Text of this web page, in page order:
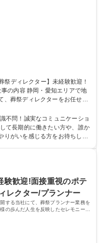
、葬祭ディレクターをお任せし
歩んだ人生を反映したセレモ
の準備・運営、法事などのアフ
様がどんな方だったかをお聞
ずに別の職種へチャレンジす
不問！誠実なコミュニケーショ
て長期的に働きたい方や、誰か
りがいを感じる方をお待ちして
迎します。 【選考ポイント】
相手の課題を解決し、自ら実
良い温かなメンバーが揃ってお
っています。 学歴・資格
語学力： 資格：第一種運転免
験歓迎!面接重視のポテ
レクター/プランナー
する当社にて、葬祭プランナー業務を
の歩んだ人生を反映したセレモニーを